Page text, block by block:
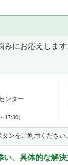
みにお応えしま
ンター
17:30）
ンをご利用ください。
、具体的な解